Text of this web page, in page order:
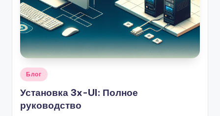
Опубликовано
Блог
Установка 3x-UI: Полное
руководство